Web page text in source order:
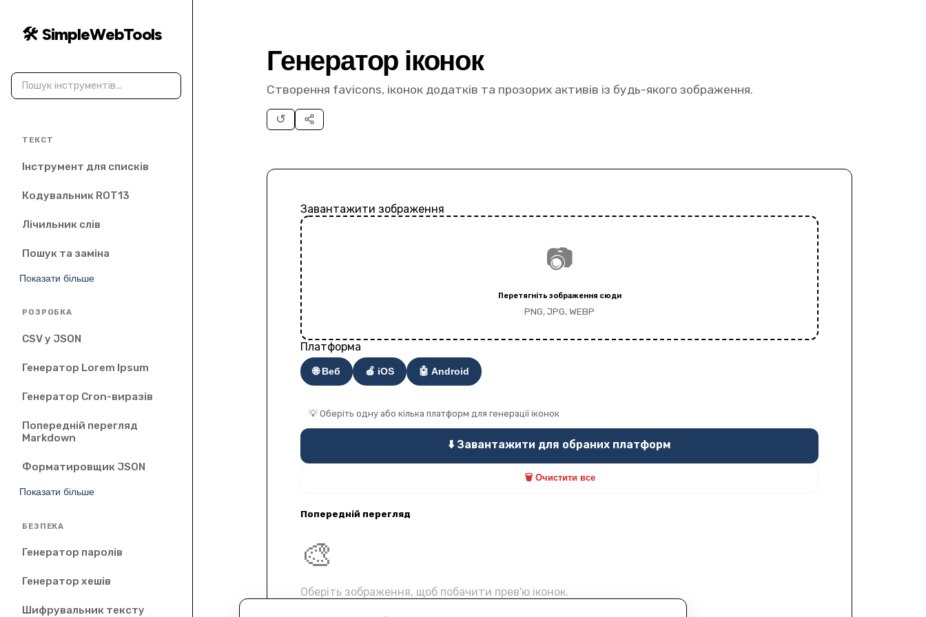
🛠️ SimpleWebTools
ТЕКСТ
Інструмент для списків
Кодувальник ROT13
Лічильник слів
Пошук та заміна
Показати більше
РОЗРОБКА
CSV у JSON
Генератор Lorem Ipsum
Генератор Cron-виразів
Попередній перегляд
Markdown
Форматировщик JSON
Показати більше
БЕЗПЕКА
Генератор паролів
Генератор хешів
Шифрувальник тексту
Генератор іконок
Створення favicons, іконок додатків та прозорих активів із будь-якого зображення.
↺
Завантажити зображення
📷
Перетягніть зображення сюди
PNG, JPG, WEBP
Платформа
🌐 Веб 🍎 iOS 🤖 Android
💡 Оберіть одну або кілька платформ для генерації іконок
⬇️ Завантажити для обраних платформ
🗑️ Очистити все
Попередній перегляд
🎨
Оберіть зображення, щоб побачити прев'ю іконок.